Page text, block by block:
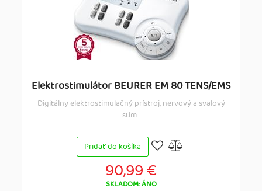
Elektrostimulátor BEURER EM 80 TENS/EMS
Digitálny elektrostimulačný prístroj, nervový a svalový
stim...
Pridať do košíka
90,99 €
SKLADOM: ÁNO